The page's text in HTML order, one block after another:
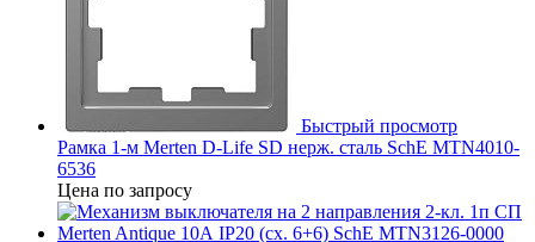
Быстрый просмотр
Рамка 1-м Merten D-Life SD нерж. сталь SchE MTN4010-
6536
Цена по запросу